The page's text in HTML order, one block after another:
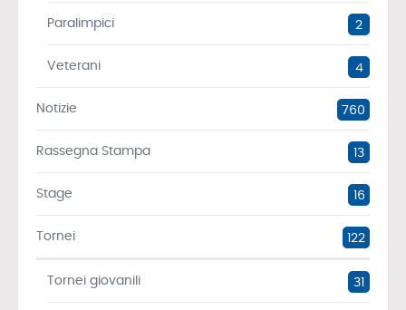
Paralimpici 2
Veterani 4
Notizie 760
Rassegna Stampa 13
Stage 16
Tornei 122
Tornei giovanili 31